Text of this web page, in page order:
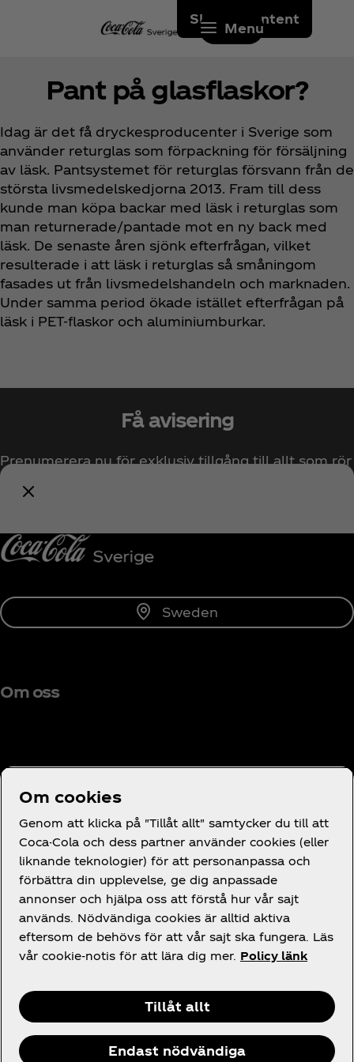
Skip to content
Menu
Pant på glasflaskor?
Idag är det få dryckesproducenter i Sverige som
använder returglas som förpackning för försäljning
av läsk. Pantsystemet för returglas försvann från de
största livsmedelskedjorna 2013. Fram till dess
kunde man köpa backar med läsk i returglas som
man returnerade/pantade mot en ny back med
läsk. De senaste åren sjönk efterfrågan, vilket
resulterade i att läsk i returglas så småningom
fasades ut från livsmedelshandeln och marknaden.
Under samma period ökade istället efterfrågan på
läsk i PET-flaskor och aluminiumburkar.
Få avisering
Prenumerera nu för exklusiv tillgång till allt som rör
Coca‑Cola!
Sweden
Om oss
Behöver du hjälp?
Juridik
Om cookies
Genom att klicka på "Tillåt allt" samtycker du till att
Coca-Cola och dess partner använder cookies (eller
liknande teknologier) för att personanpassa och
förbättra din upplevelse, ge dig anpassade
annonser och hjälpa oss att förstå hur vår sajt
används. Nödvändiga cookies är alltid aktiva
eftersom de behövs för att vår sajt ska fungera. Läs
vår cookie-notis för att lära dig mer. Policy länk
Tillåt allt
Endast nödvändiga